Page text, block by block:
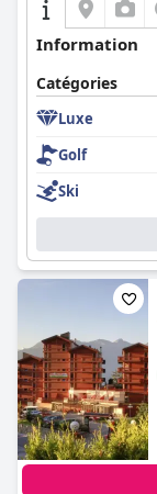
Information
Catégories
Luxe
Golf
Ski